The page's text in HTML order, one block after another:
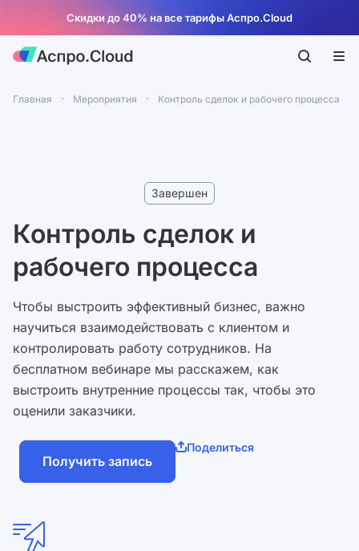
Скидки до 40% на все тарифы Аспро.Cloud
Главная Мероприятия Контроль сделок и рабочего процесса
Завершен
Контроль сделок и
рабочего процесса
Чтобы выстроить эффективный бизнес, важно
научиться взаимодействовать с клиентом и
контролировать работу сотрудников. На
бесплатном вебинаре мы расскажем, как
выстроить внутренние процессы так, чтобы это
оценили заказчики.
Получить запись
Поделиться